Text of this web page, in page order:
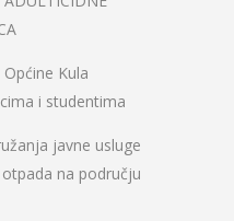
Kula
i studentima
javne usluge
na području